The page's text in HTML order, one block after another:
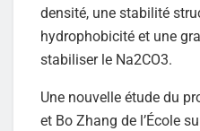
densité, une stabilité
hydrophobicité et une
stabiliser le Na2CO3.
Une nouvelle étude du
et Bo Zhang de l’École